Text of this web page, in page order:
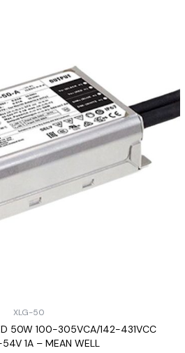
XLG-50
50W 100-305VCA/142-431VCC
1A – MEAN WELL